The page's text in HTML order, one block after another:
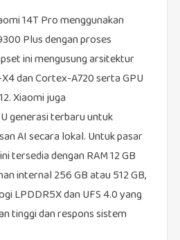
14T Pro menggunakan
Plus dengan proses
ini mengusung arsitektur
dan Cortex-A720 serta GPU
Xiaomi juga
generasi terbaru untuk
AI secara lokal. Untuk pasar
tersedia dengan RAM 12 GB
internal 256 GB atau 512 GB,
LPDDR5X dan UFS 4.0 yang
tinggi dan respons sistem